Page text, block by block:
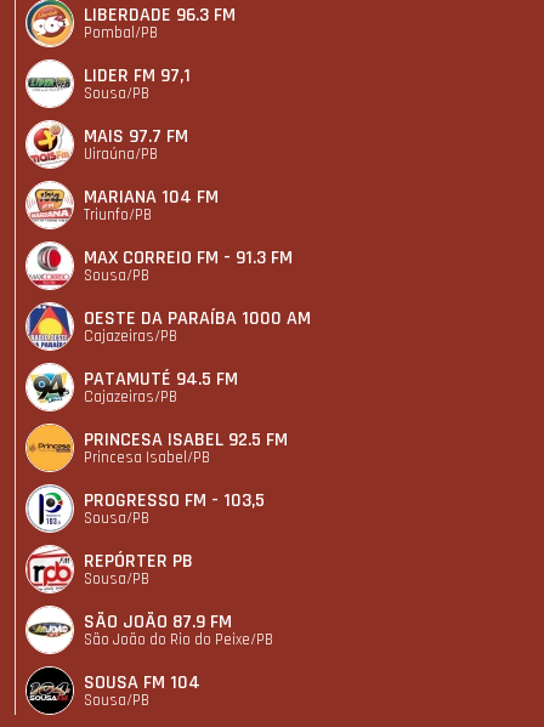
LIBERDADE 96.3 FM
Pombal/PB
LIDER FM 97,1
Sousa/PB
MAIS 97.7 FM
Uiraúna/PB
MARIANA 104 FM
Triunfo/PB
MAX CORREIO FM - 91.3 FM
Sousa/PB
OESTE DA PARAÍBA 1000 AM
Cajazeiras/PB
PATAMUTÉ 94.5 FM
Cajazeiras/PB
PRINCESA ISABEL 92.5 FM
Princesa Isabel/PB
PROGRESSO FM - 103,5
Sousa/PB
REPÓRTER PB
Sousa/PB
SÃO JOÃO 87.9 FM
São João do Rio do Peixe/PB
SOUSA FM 104
Sousa/PB